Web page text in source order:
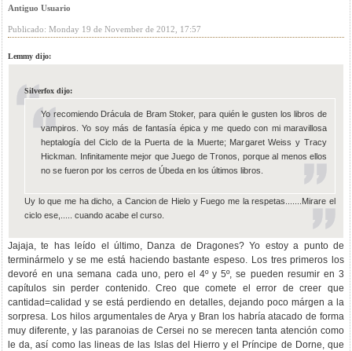
Antiguo Usuario
Publicado: Monday 19 de November de 2012, 17:57
Lemmy dijo:
Silverfox dijo:
Yo recomiendo Drácula de Bram Stoker, para quién le gusten los libros de
vampiros. Yo soy más de fantasía épica y me quedo con mi maravillosa
heptalogía del Ciclo de la Puerta de la Muerte; Margaret Weiss y Tracy
Hickman. Infinitamente mejor que Juego de Tronos, porque al menos ellos
no se fueron por los cerros de Úbeda en los últimos libros.
Uy lo que me ha dicho, a Cancion de Hielo y Fuego me la respetas.......Mirare el
ciclo ese,..... cuando acabe el curso.
Jajaja, te has leído el último, Danza de Dragones? Yo estoy a punto de
terminármelo y se me está haciendo bastante espeso. Los tres primeros los
devoré en una semana cada uno, pero el 4º y 5º, se pueden resumir en 3
capítulos sin perder contenido. Creo que comete el error de creer que
cantidad=calidad y se está perdiendo en detalles, dejando poco márgen a la
sorpresa. Los hilos argumentales de Arya y Bran los habría atacado de forma
muy diferente, y las paranoias de Cersei no se merecen tanta atención como
le da, así como las lineas de las Islas del Hierro y el Príncipe de Dorne, que